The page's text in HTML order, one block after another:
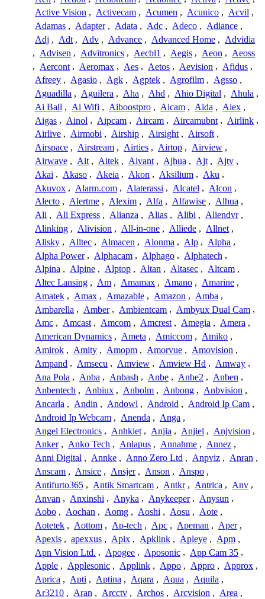
Active Vision , Activecam , Acumen , Acunico , Acvil ,
Adamas , Adapter , Adata , Adc , Adeco , Adiance ,
Adj , Adt , Adv , Advance , Advanced Home , Advidia
, Advisen , Advitronics , Aecbl1 , Aegis , Aeon , Aeoss
, Aercont , Aeromax , Aes , Aetos , Aevision , Afidus ,
Afreey , Agasio , Agk , Agptek , Agrofilm , Agsso ,
Aguadilla , Aguilera , Aha , Ahd , Ahio Digital , Ahula ,
Ai Ball , Ai Wifi , Aiboostpro , Aicam , Aida , Aiex ,
Aigas , Ainol , Aipcam , Aircam , Aircamubnt , Airlink ,
Airlive , Airmobi , Airship , Airsight , Airsoft ,
Airspace , Airstream , Airties , Airtop , Airview ,
Airwave , Ait , Aitek , Aivant , Ajhua , Ajt , Ajtv ,
Akai , Akaso , Akeia , Akon , Aksilium , Aku ,
Akuvox , Alarm.com , Alaterassi , Alcatel , Alcon ,
Alecto , Alertme , Alexim , Alfa , Alfawise , Alhua ,
Ali , Ali Express , Alianza , Alias , Alibi , Aliendvr ,
Alinking , Alivision , All-in-one , Alliede , Allnet ,
Allsky , Alltec , Almacen , Alonma , Alp , Alpha ,
Alpha Power , Alphacam , Alphago , Alphatech ,
Alpina , Alpine , Alptop , Altan , Altasec , Altcam ,
Altec Lansing , Am , Amamax , Amano , Amarine ,
Amatek , Amax , Amazable , Amazon , Amba ,
Ambarella , Amber , Ambientcam , Ambyux Dual Cam ,
Amc , Amcast , Amcom , Amcrest , Amegia , Amera ,
American Dynamics , Ameta , Amiccom , Amiko ,
Amirok , Amity , Amopm , Amorvue , Amovision ,
Ampand , Amsecu , Amview , Amview Hd , Amway ,
Ana Pola , Anba , Anbash , Anbe , Anbe2 , Anben ,
Anbentech , Anbiux , Anbolm , Anbong , Anbvision ,
Ancarla , Andin , Andowl , Android , Android Ip Cam ,
Android Ip Webcam , Anenda , Anga ,
Angel Electronics , Anhkiet , Anjia , Anjiel , Anjvision ,
Anker , Anko Tech , Anlapus , Annahme , Annez ,
Anni Digital , Annke , Anno Zero Ltd , Anpviz , Anran ,
Anscam , Ansice , Ansjer , Anson , Anspo ,
Antifurto365 , Antik Smartcam , Antkr , Antrica , Anv ,
Anvan , Anxinshi , Anyka , Anykeeper , Anysun ,
Aobo , Aochan , Aomg , Aoshi , Aosu , Aote ,
Aotetek , Aottom , Ap-tech , Apc , Apeman , Aper ,
Apexis , apexxus , Apix , Apklink , Apleye , Apm ,
Apn Vision Ltd. , Apogee , Aposonic , App Cam 35 ,
Apple , Applesonic , Applink , Appo , Appro , Approx ,
Aprica , Apti , Aptina , Aqara , Aqua , Aquila ,
Ar3210 , Aran , Arcctv , Archos , Arcvision , Area ,